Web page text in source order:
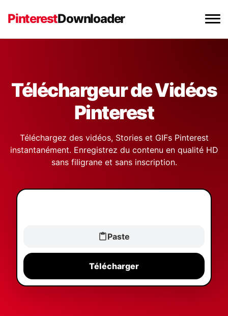
PinterestDownloader
Téléchargeur d'Images Pinterest
Téléchargeur de GIF Pinterest
Extension Chrome
Téléchargeur de Vidéos
Pinterest
Téléchargez des vidéos, Stories et GIFs Pinterest
instantanément. Enregistrez du contenu en qualité HD
sans filigrane et sans inscription.
Paste
Télécharger